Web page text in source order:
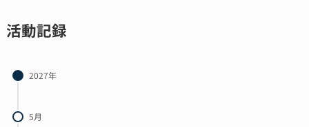
活動記録
2027年
5月